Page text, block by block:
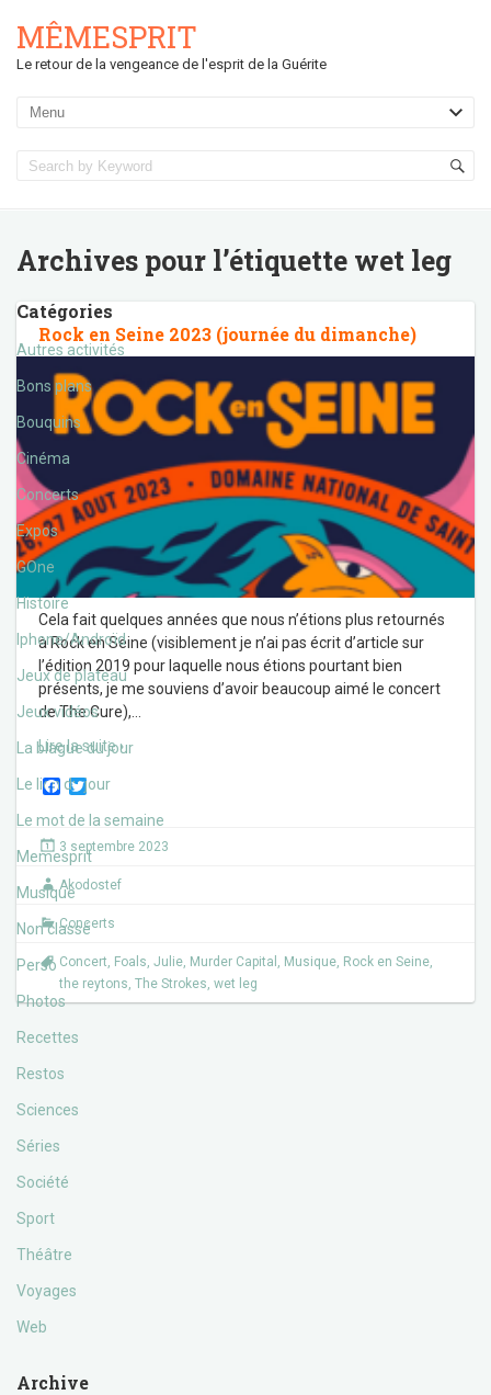
MÊMESPRIT
Le retour de la vengeance de l'esprit de la Guérite
Archives pour l’étiquette wet leg
Catégories
Autres activités
Bons plans
Bouquins
Cinéma
Concerts
Expos
GOne
Histoire
Iphone/Androïd
Jeux de plateau
Jeux vidéos
La blague du jour
Le lien du jour
Le mot de la semaine
Memesprit
Musique
Non classé
Perso
Photos
Recettes
Restos
Sciences
Séries
Société
Sport
Théâtre
Voyages
Web
Archive
Rock en Seine 2023 (journée du dimanche)
Cela fait quelques années que nous n’étions plus retournés
à Rock en Seine (visiblement je n’ai pas écrit d’article sur
l’édition 2019 pour laquelle nous étions pourtant bien
présents, je me souviens d’avoir beaucoup aimé le concert
de The Cure),
Lire la suite ›
F
c
e
b
o
T
i
t
r
3 septembre 2023
Akodostef
Concerts
Concert, Foals, Julie, Murder Capital , Musique, Rock en Seine,
the reytons, The Strokes, wet leg